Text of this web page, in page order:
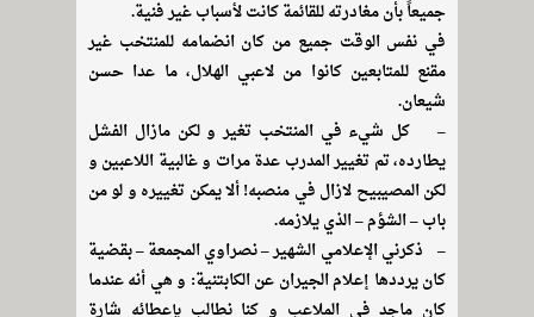
جميعاً بأن مغادرته للقائمة كانت لأسباب غير فنية.
في نفس الوقت جميع من كان انضمامه للمنتخب غير
مقنع للمتابعين كانوا من لاعبي الهلال، ما عدا حسن
شيعان.
– كل شيء في المنتخب تغير و لكن مازال الفشل
يطارده، تم تغيير المدرب عدة مرات و غالبية اللاعبين و
لكن المصيبيح لازال في منصبه! ألا يمكن تغييره و لو من
باب – الشؤم – الذي يلازمه.
– ذكرني الإعلامي الشهير – نصراوي المجمعة – بقضية
كان يرددها إعلام الجيران عن الكابتنية: و هي أنه عندما
كان ماجد في الملاعب و كنا نطالب بإعطائه شارة